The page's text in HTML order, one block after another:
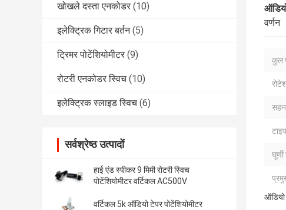
खोखले दस्ता एनकोडर (10)
इलेक्ट्रिक गिटार बर्तन (5)
ट्रिमर पोटेंशियोमीटर (9)
रोटरी एनकोडर स्विच (10)
इलेक्ट्रिक स्लाइड स्विच (6)
सर्वश्रेष्ठ उत्पादों
हाई एंड स्पीकर 9 मिमी रोटरी स्विच
पोटेंशियोमीटर वर्टिकल AC500V
वर्टिकल 5k ऑडियो टेपर पोटेंशियोमीटर
वर्णन
कुल